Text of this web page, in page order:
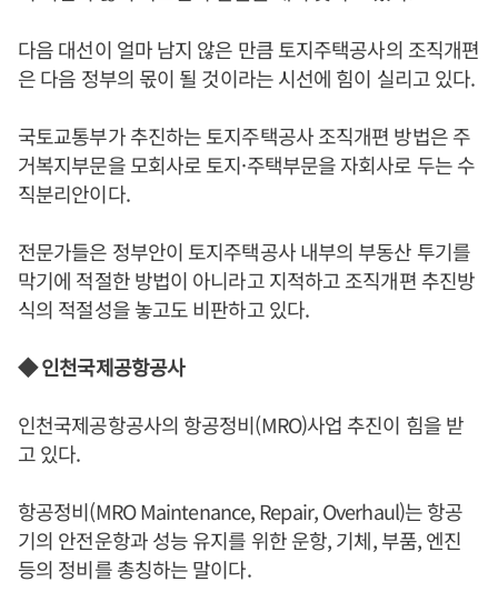
다음 대선이 얼마 남지 않은 만큼 토지주택공사의 조직개편
은 다음 정부의 몫이 될 것이라는 시선에 힘이 실리고 있다.
국토교통부가 추진하는 토지주택공사 조직개편 방법은 주
거복지부문을 모회사로 토지·주택부문을 자회사로 두는 수
직분리안이다.
전문가들은 정부안이 토지주택공사 내부의 부동산 투기를
막기에 적절한 방법이 아니라고 지적하고 조직개편 추진방
식의 적절성을 놓고도 비판하고 있다.
◆ 인천국제공항공사
인천국제공항공사의 항공정비(MRO)사업 추진이 힘을 받
고 있다.
항공정비(MRO Maintenance, Repair, Overhaul)는 항공
기의 안전운항과 성능 유지를 위한 운항, 기체, 부품, 엔진
등의 정비를 총칭하는 말이다.